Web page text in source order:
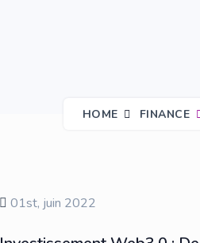
HOME FINANCE
01st, juin 2022